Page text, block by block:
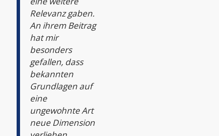
Relevanz gaben.
An ihrem Beitrag
hat mir
besonders
gefallen, dass
bekannten
Grundlagen auf
eine
ungewohnte Art
neue Dimension